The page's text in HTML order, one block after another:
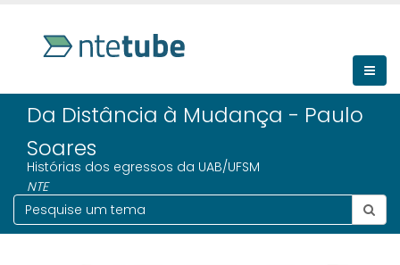
Da Distância à Mudança - Paulo
Soares
Histórias dos egressos da UAB/UFSM
NTE